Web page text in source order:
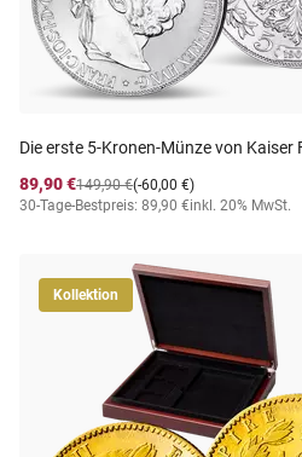
Die erste 5-Kronen-Münze von Kaiser
89,90 €
(-60,00 €)
149,90 €
30-Tage-Bestpreis: 89,90 €inkl. 20% MwSt.
Kollektion